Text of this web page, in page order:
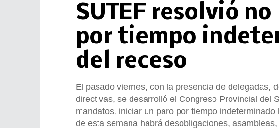
SUTEF resolvió
por tiempo
del receso
El pasado viernes, con la presencia de delegadas,
directivas, se desarrolló el Congreso Provincial del
mandatos, iniciar un paro por tiempo
de esta semana habrá desobligaciones,